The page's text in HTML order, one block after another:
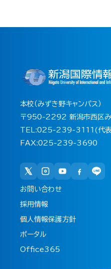
本校（みずき野キャンパス）
〒950-2292 新潟市西区
TEL:025-239-3111(代
FAX:025-239-3690
お問い合わせ
採用情報
個人情報保護方針
ポータル
Office365